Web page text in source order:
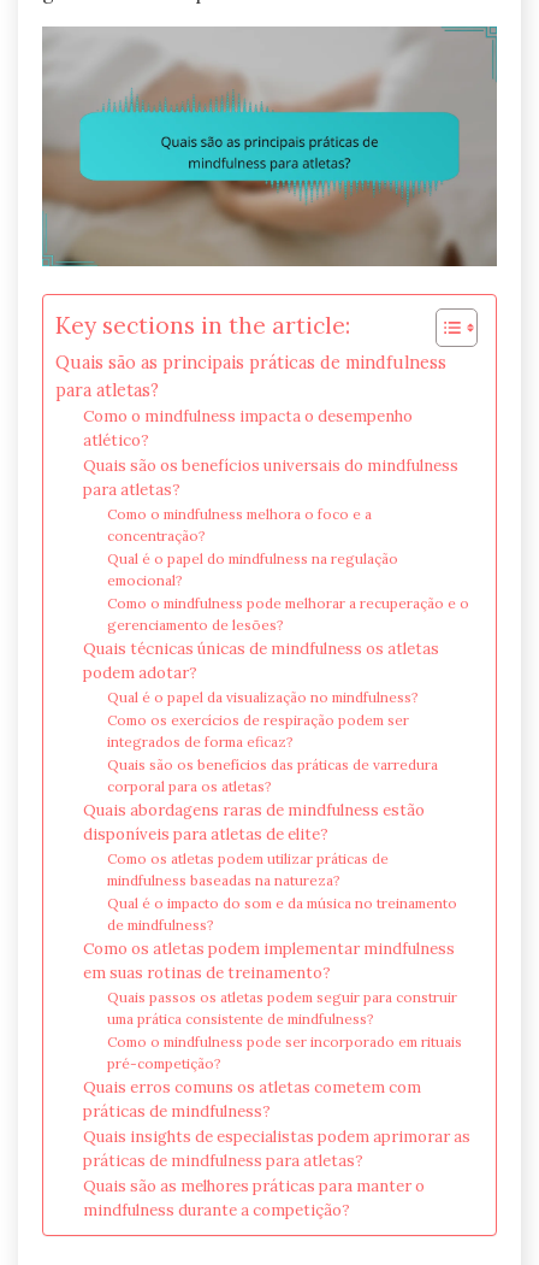
Key sections in the article:
Quais são as principais práticas de mindfulness
para atletas?
Como o mindfulness impacta o desempenho
atlético?
Quais são os benefícios universais do mindfulness
para atletas?
Como o mindfulness melhora o foco e a
concentração?
Qual é o papel do mindfulness na regulação
emocional?
Como o mindfulness pode melhorar a recuperação e o
gerenciamento de lesões?
Quais técnicas únicas de mindfulness os atletas
podem adotar?
Qual é o papel da visualização no mindfulness?
Como os exercícios de respiração podem ser
integrados de forma eficaz?
Quais são os benefícios das práticas de varredura
corporal para os atletas?
Quais abordagens raras de mindfulness estão
disponíveis para atletas de elite?
Como os atletas podem utilizar práticas de
mindfulness baseadas na natureza?
Qual é o impacto do som e da música no treinamento
de mindfulness?
Como os atletas podem implementar mindfulness
em suas rotinas de treinamento?
Quais passos os atletas podem seguir para construir
uma prática consistente de mindfulness?
Como o mindfulness pode ser incorporado em rituais
pré-competição?
Quais erros comuns os atletas cometem com
práticas de mindfulness?
Quais insights de especialistas podem aprimorar as
práticas de mindfulness para atletas?
Quais são as melhores práticas para manter o
mindfulness durante a competição?